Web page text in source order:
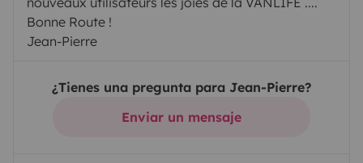
Bonne Route !
Jean-Pierre
¿Tienes una pregunta para Jean-Pierre?
Enviar un mensaje